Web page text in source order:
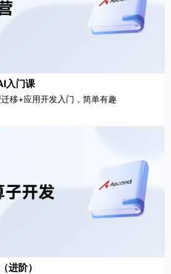
入门课
移+应用开发入门，简单有趣
进阶）